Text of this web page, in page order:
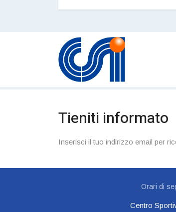
Tieniti informato
Inserisci il tuo indirizzo email per
Orari di
Centro